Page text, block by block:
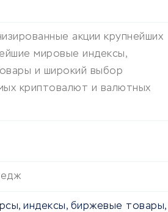
акции крупнейших
мировые индексы,
и широкий выбор
криптовалют и валютных
индексы, биржевые товары,